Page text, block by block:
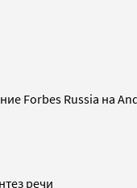
Forbes Russia на
речи